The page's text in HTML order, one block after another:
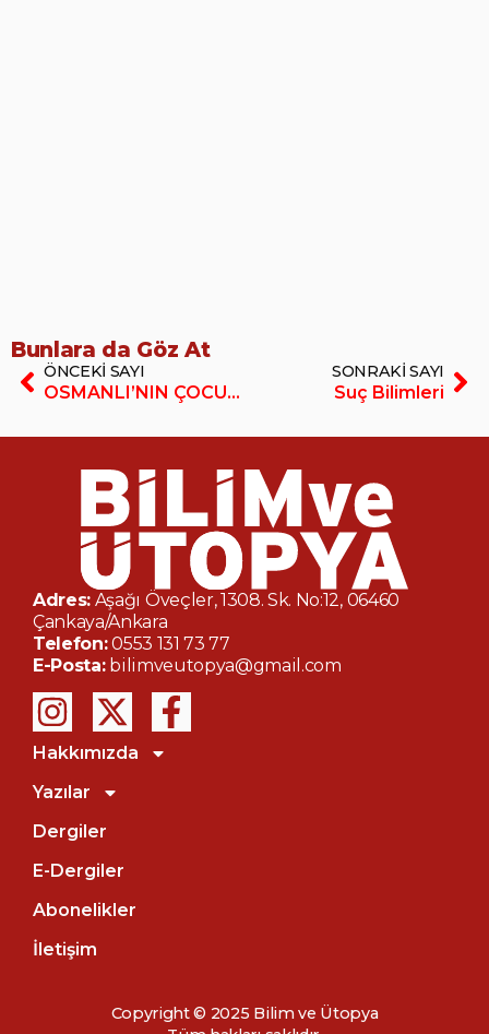
Bunlara da Göz At
ÖNCEKI SAYI
OSMANLI’NIN ÇOCUK GELİNLERİ
SONRAKI SAYI
Suç Bilimleri
Adres: Aşağı Öveçler, 1308. Sk. No:12, 06460
Çankaya/Ankara
Telefon:0553 131 73 77
E-Posta: bilimveutopya@gmail.com
Hakkımızda
Yazılar
Dergiler
E-Dergiler
Abonelikler
İletişim
Copyright © 2025 Bilim ve Ütopya